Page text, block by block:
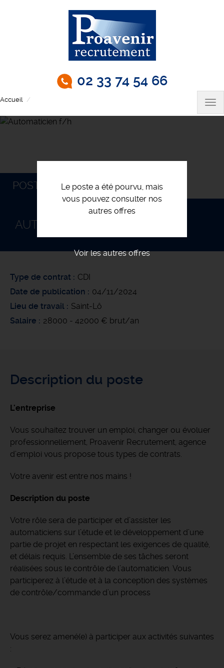
02 33 74 54 66
Accueil
Le poste a été pourvu, mais
vous pouvez consulter nos
autres offres
Voir les autres offres
POSTULEZ
AUTOMATICIEN F/H
Type de contrat
CDI
Date de publication
04/11/2024
Lieu de travail
Saint-Lô
Salaire
28000 - 42000 € brut/an
Description du poste
L'entreprise
Vous souhaitez trouver un emploi, changer ou évoluer
professionnellement, Proavenir Recrutement, agence
d’emploi vous propose tous types de contrats.
Votre avenir est entre nos mains !
Description du poste
Votre rôle sera de participer et d’assister les
automaticiens sur l’étude et le développement d’une
partie de projet en respectant les exigences de qualité,
et délais requis. L’ensemble de ses tâches seront
réalisées sous le contrôle de l’automaticien. Vous
participerez à l’étude et à la conception des systèmes
de contrôle/commande d’un process
Vous serez amené(e) à participer aux activités suivantes
: